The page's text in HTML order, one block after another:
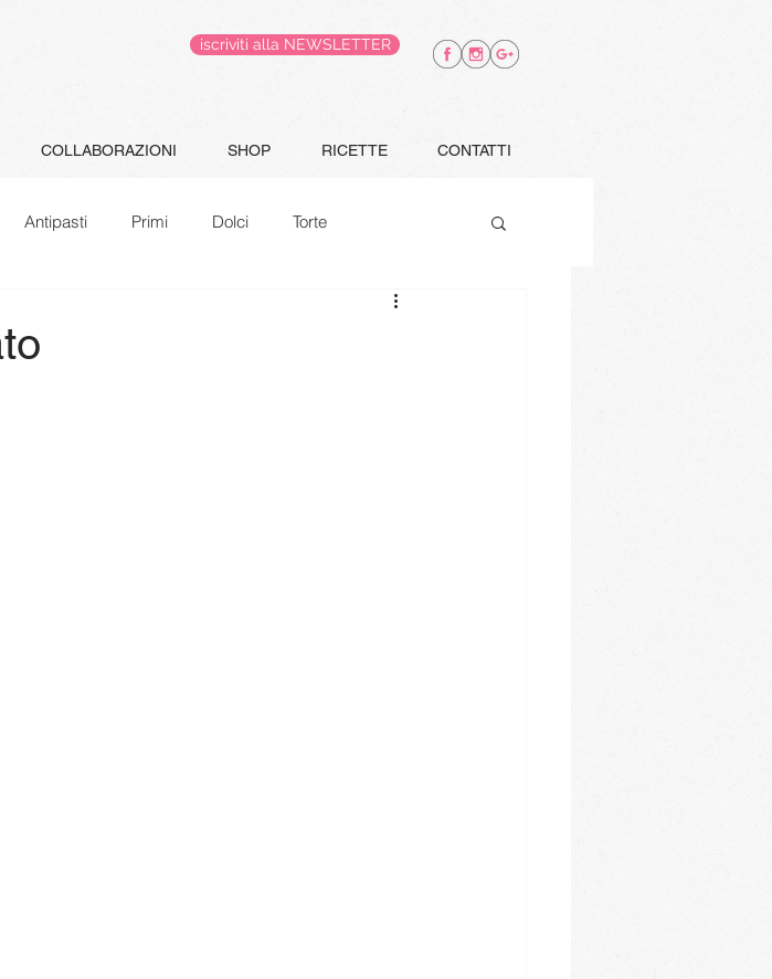
iscriviti alla NEWSLETTER
COLLABORAZIONI SHOP RICETTE CONTATTI
Antipasti Primi Dolci Torte